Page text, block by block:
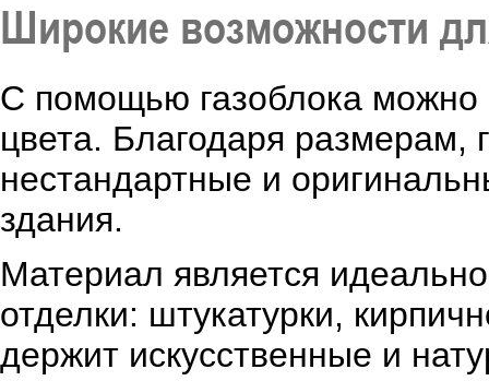
Широкие возможности
С помощью газоблока
цвета. Благодаря размерам,
нестандартные и
здания.
Материал является
отделки: штукатурки,
держит искусственные и